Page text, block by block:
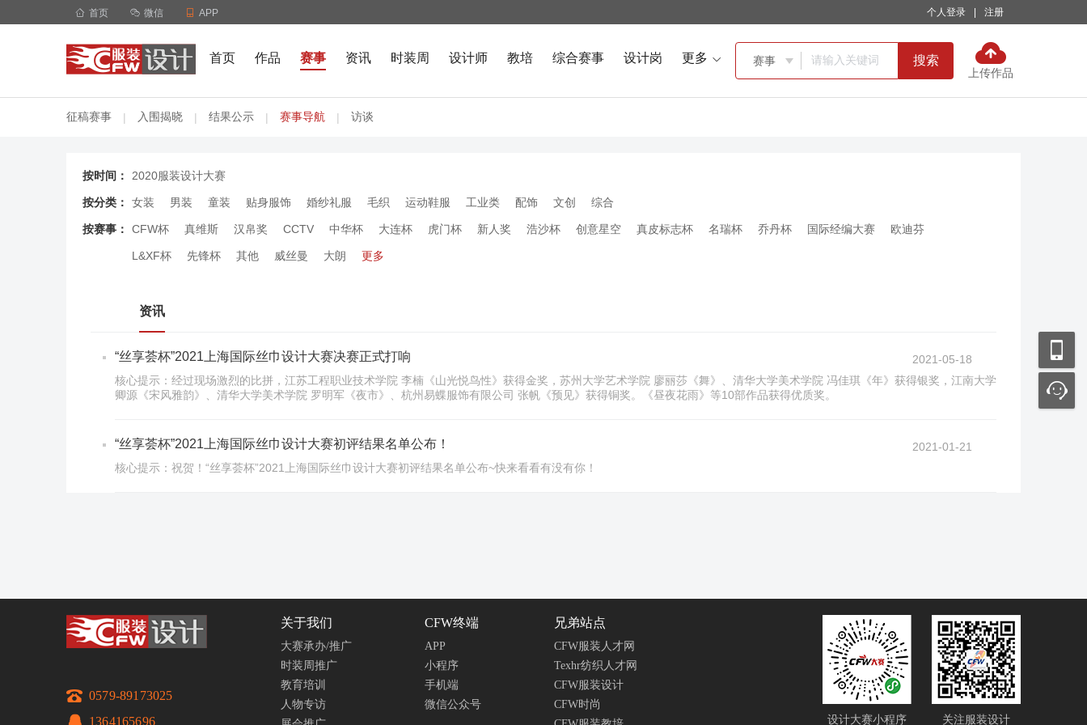
 首页  微信  APP 个人登录 注册
首页 作品 赛事 资讯 时装周 设计师 教培 综合赛事 设计岗 更多  赛事  搜索
上传作品
征稿赛事 | 入围揭晓 | 结果公示 | 赛事导航 | 访谈
按时间： 2020服装设计大赛
按分类： 女装 男装 童装 贴身服饰 婚纱礼服 毛织 运动鞋服 工业类 配饰 文创 综合
按赛事： CFW杯 真维斯 汉帛奖 CCTV 中华杯 大连杯 虎门杯 新人奖 浩沙杯 创意星空 真皮标志杯 名瑞杯 乔丹杯 国际经编大赛 欧迪芬
L&XF杯 先锋杯 其他 威丝曼 大朗 更多
资讯
“丝享荟杯”2021上海国际丝巾设计大赛决赛正式打响
2021-05-18
核心提示：经过现场激烈的比拼，江苏工程职业技术学院 李楠《山光悦鸟性》获得金奖，苏州大学艺术学院 廖丽莎《舞》、清华大学美术学院 冯佳琪《年》获得银奖，江南大学
卿源《宋风雅韵》、清华大学美术学院 罗明军《夜市》、杭州易蝶服饰有限公司 张帆《预见》获得铜奖。《昼夜花雨》等10部作品获得优质奖。
“丝享荟杯”2021上海国际丝巾设计大赛初评结果名单公布！
2021-01-21
核心提示：祝贺！“丝享荟杯”2021上海国际丝巾设计大赛初评结果名单公布~快来看看有没有你！​
0579-89173025
1364165696
设计大赛小程序 关注服装设计
关于我们
大赛承办/推广
时装周推广
教育培训
人物专访
CFW终端
APP
小程序
手机端
微信公众号
兄弟站点
CFW服装人才网
Texhr纺织人才网
CFW服装设计
CFW时尚